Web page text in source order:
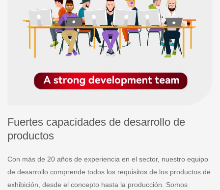
Fuertes capacidades de desarrollo de
productos
Con más de 20 años de experiencia en el sector, nuestro equipo
de desarrollo comprende todos los requisitos de los productos de
exhibición, desde el concepto hasta la producción. Somos